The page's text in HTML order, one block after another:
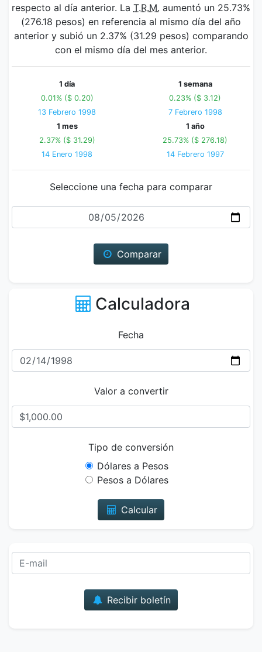
respecto al día anterior. La T.R.M. aumentó un 25.73%
(276.18 pesos) en referencia al mismo día del año
anterior y subió un 2.37% (31.29 pesos) comparando
con el mismo día del mes anterior.
1 día
0.01% ($ 0.20)
13 Febrero 1998
1 semana
0.23% ($ 3.12)
7 Febrero 1998
1 mes
2.37% ($ 31.29)
14 Enero 1998
1 año
25.73% ($ 276.18)
14 Febrero 1997
Seleccione una fecha para comparar
Fecha
Comparar
Calculadora
Fecha
Valor a convertir
Tipo de conversión
Dólares a Pesos
Pesos a Dólares
Calcular
Recibir boletín